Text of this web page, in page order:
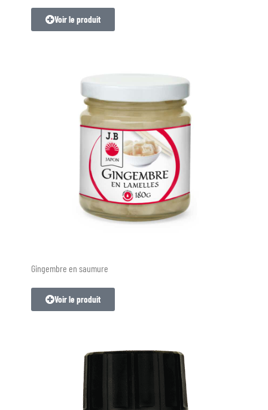
Voir le produit
Gingembre en saumure
Voir le produit